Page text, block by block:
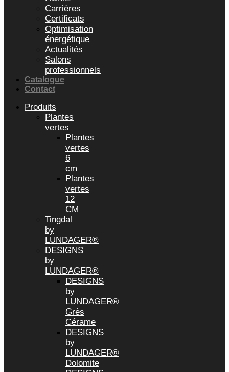
Carrières
Certificats
Optimisation
énergétique
Actualités
Salons
professionnels
Catalogue
Contact
Produits
Plantes
vertes
Plantes
vertes
6
cm
Plantes
vertes
12
CM
Tingdal
by
LUNDAGER®
DESIGNS
by
LUNDAGER®
DESIGNS
by
LUNDAGER®
Grès
Cérame
DESIGNS
by
LUNDAGER®
Dolomite